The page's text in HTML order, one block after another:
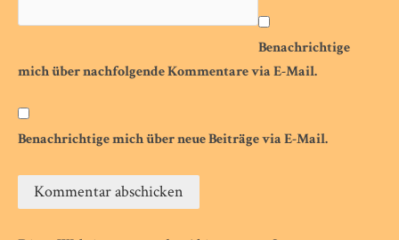
Benachrichtige
mich über nachfolgende Kommentare via E-Mail.
Benachrichtige mich über neue Beiträge via E-Mail.